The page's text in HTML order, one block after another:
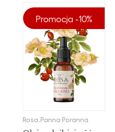
Promocja -10%
Rosa.Panna Poranna